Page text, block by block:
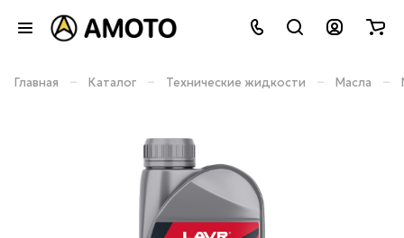
Главная – Каталог – Технические жидкости – Масла –